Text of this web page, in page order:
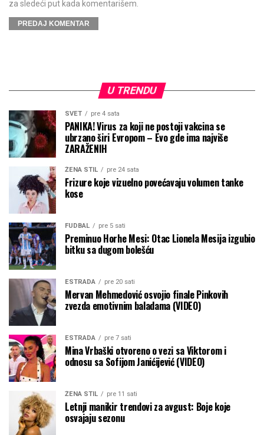
za sledeći put kada komentarišem.
U TRENDU
SVET pre 4 sata
PANIKA! Virus za koji ne postoji vakcina se
ubrzano širi Evropom – Evo gde ima najviše
ZARAŽENIH
ŽENA STIL pre 24 sata
Frizure koje vizuelno povećavaju volumen tanke
kose
FUDBAL pre 5 sati
Preminuo Horhe Mesi: Otac Lionela Mesija izgubio
bitku sa dugom bolešću
ESTRADA pre 20 sati
Mervan Mehmedović osvojio finale Pinkovih
zvezda emotivnim baladama (VIDEO)
ESTRADA pre 7 sati
Mina Vrbaški otvoreno o vezi sa Viktorom i
odnosu sa Sofijom Janićijević (VIDEO)
ŽENA STIL pre 11 sati
Letnji manikir trendovi za avgust: Boje koje
osvajaju sezonu